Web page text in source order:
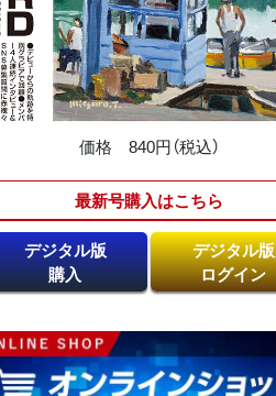
価格 840円（税込）
最新号購入はこちら​
デジタル版
購入
デジタル版
ログイン